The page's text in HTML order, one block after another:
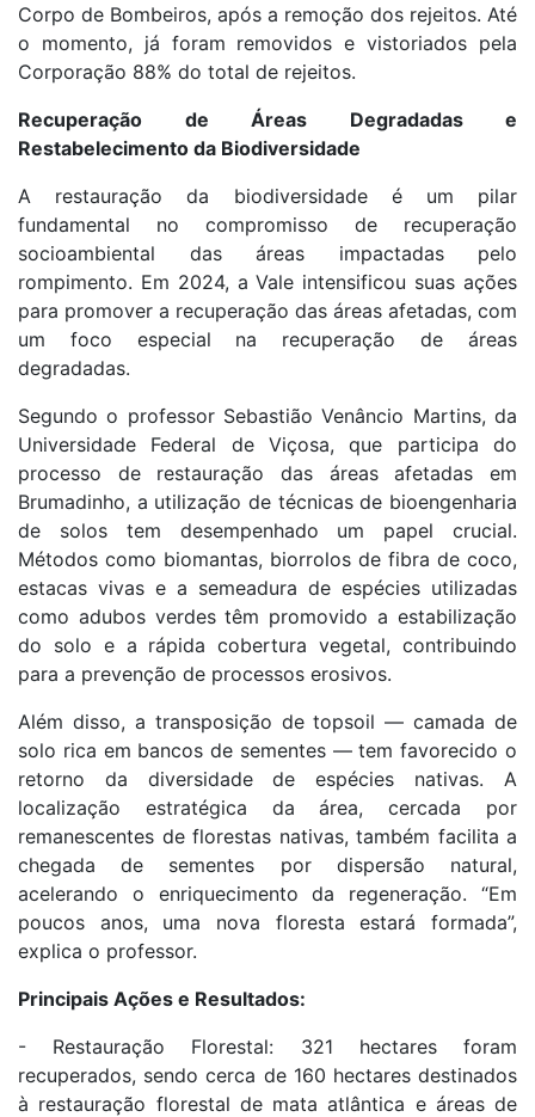
Corpo de Bombeiros, após a remoção dos rejeitos. Até
o momento, já foram removidos e vistoriados pela
Corporação 88% do total de rejeitos.
Recuperação de Áreas Degradadas e
Restabelecimento da Biodiversidade
A restauração da biodiversidade é um pilar
fundamental no compromisso de recuperação
socioambiental das áreas impactadas pelo
rompimento. Em 2024, a Vale intensificou suas ações
para promover a recuperação das áreas afetadas, com
um foco especial na recuperação de áreas
degradadas.
Segundo o professor Sebastião Venâncio Martins, da
Universidade Federal de Viçosa, que participa do
processo de restauração das áreas afetadas em
Brumadinho, a utilização de técnicas de bioengenharia
de solos tem desempenhado um papel crucial.
Métodos como biomantas, biorrolos de fibra de coco,
estacas vivas e a semeadura de espécies utilizadas
como adubos verdes têm promovido a estabilização
do solo e a rápida cobertura vegetal, contribuindo
para a prevenção de processos erosivos.
Além disso, a transposição de topsoil — camada de
solo rica em bancos de sementes — tem favorecido o
retorno da diversidade de espécies nativas. A
localização estratégica da área, cercada por
remanescentes de florestas nativas, também facilita a
chegada de sementes por dispersão natural,
acelerando o enriquecimento da regeneração. “Em
poucos anos, uma nova floresta estará formada”,
explica o professor.
Principais Ações e Resultados:
- Restauração Florestal: 321 hectares foram
recuperados, sendo cerca de 160 hectares destinados
à restauração florestal de mata atlântica e áreas de